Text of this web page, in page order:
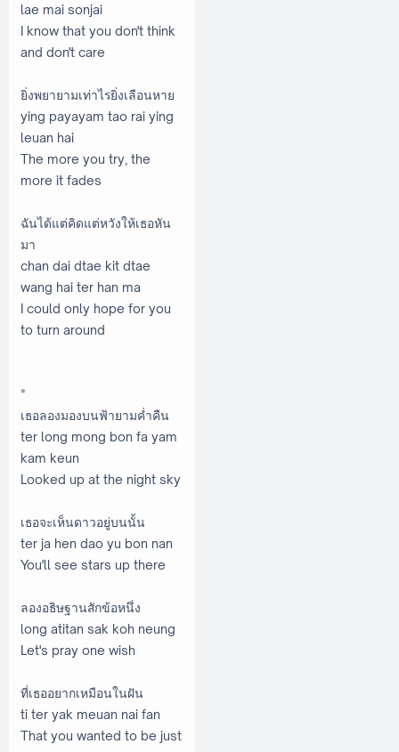
lae mai sonjai
I know that you don't think
and don't care
ยิ่งพยายามเท่าไรยิ่งเลือนหาย
ying payayam tao rai ying
leuan hai
The more you try, the
more it fades
ฉันได้แต่คิดแต่หวังให้เธอหัน
มา
chan dai dtae kit dtae
wang hai ter han ma
I could only hope for you
to turn around
*
เธอลองมองบนฟ้ายามค่ำคืน
ter long mong bon fa yam
kam keun
Looked up at the night sky
เธอจะเห็นดาวอยู่บนนั้น
ter ja hen dao yu bon nan
You'll see stars up there
ลองอธิษฐานสักข้อหนึ่ง
long atitan sak koh neung
Let's pray one wish
ที่เธออยากเหมือนในฝัน
ti ter yak meuan nai fan
That you wanted to be just